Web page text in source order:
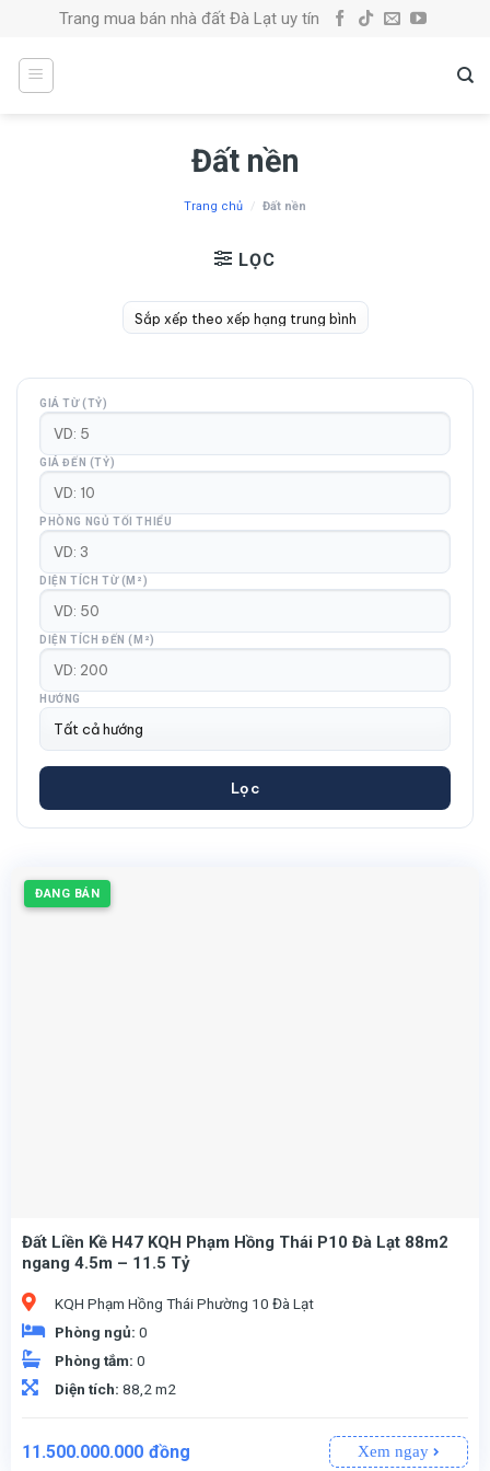
content
Trang mua bán nhà đất Đà Lạt uy tín
Đất nền
Trang chủ / Đất nền
LỌC
GIÁ TỪ (TỶ)
GIÁ ĐẾN (TỶ)
PHÒNG NGỦ TỐI THIỂU
DIỆN TÍCH TỪ (M²)
DIỆN TÍCH ĐẾN (M²)
HƯỚNG
Lọc
ĐANG BÁN
Đất Liền Kề H47 KQH Phạm Hồng Thái P10 Đà Lạt 88m2
ngang 4.5m – 11.5 Tỷ
KQH Phạm Hồng Thái Phường 10 Đà Lạt
Phòng ngủ: 0
Phòng tắm: 0
Diện tích: 88,2 m2
11.500.000.000 đồng Xem ngay